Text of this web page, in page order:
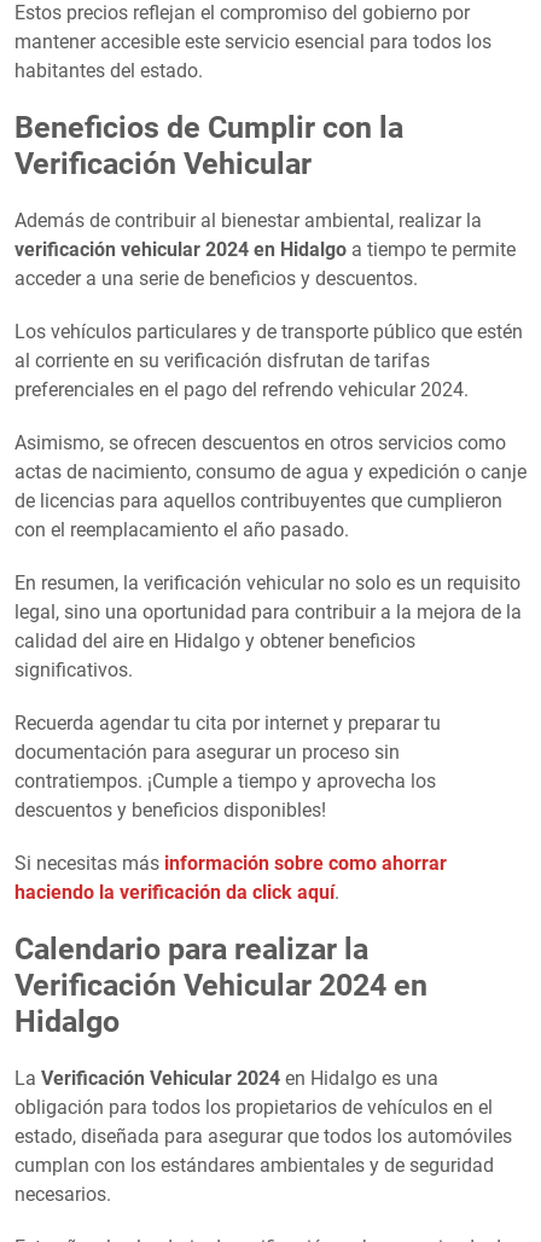
Estos precios reflejan el compromiso del gobierno por
mantener accesible este servicio esencial para todos los
habitantes del estado.
Beneficios de Cumplir con la
Verificación Vehicular
Además de contribuir al bienestar ambiental, realizar la
verificación vehicular 2024 en Hidalgo a tiempo te permite
acceder a una serie de beneficios y descuentos.
Los vehículos particulares y de transporte público que estén
al corriente en su verificación disfrutan de tarifas
preferenciales en el pago del refrendo vehicular 2024.
Asimismo, se ofrecen descuentos en otros servicios como
actas de nacimiento, consumo de agua y expedición o canje
de licencias para aquellos contribuyentes que cumplieron
con el reemplacamiento el año pasado.
En resumen, la verificación vehicular no solo es un requisito
legal, sino una oportunidad para contribuir a la mejora de la
calidad del aire en Hidalgo y obtener beneficios
significativos.
Recuerda agendar tu cita por internet y preparar tu
documentación para asegurar un proceso sin
contratiempos. ¡Cumple a tiempo y aprovecha los
descuentos y beneficios disponibles!
Si necesitas más información sobre como ahorrar
haciendo la verificación da click aquí.
Calendario para realizar la
Verificación Vehicular 2024 en
Hidalgo
La Verificación Vehicular 2024 en Hidalgo es una
obligación para todos los propietarios de vehículos en el
estado, diseñada para asegurar que todos los automóviles
cumplan con los estándares ambientales y de seguridad
necesarios.